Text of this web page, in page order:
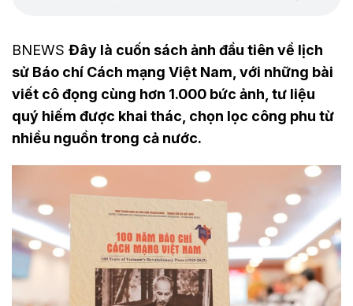
BNEWS Đây là cuốn sách ảnh đầu tiên về lịch
sử Báo chí Cách mạng Việt Nam, với những bài
viết cô đọng cùng hơn 1.000 bức ảnh, tư liệu
quý hiếm được khai thác, chọn lọc công phu từ
nhiều nguồn trong cả nước.